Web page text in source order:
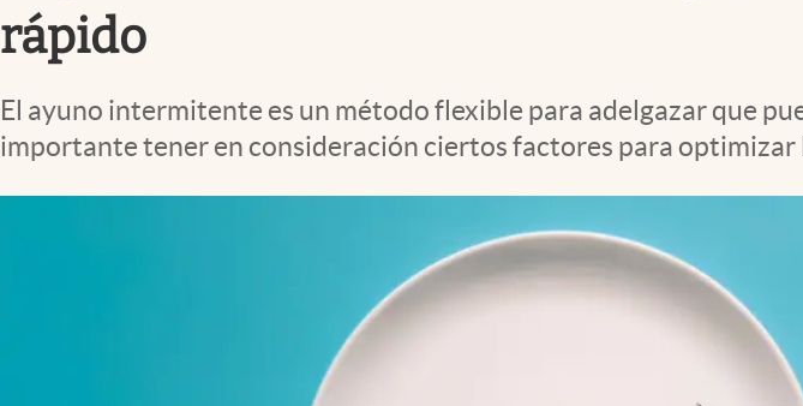
Tv
Espiritualidad
rápido
El ayuno intermitente es un método flexible para adelgazar que
importante tener en consideración ciertos factores para optimizar